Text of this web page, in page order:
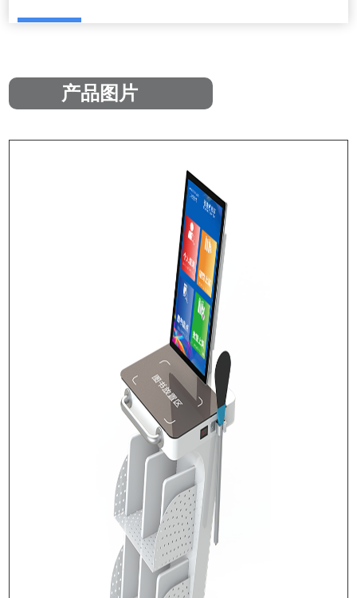
产品图片